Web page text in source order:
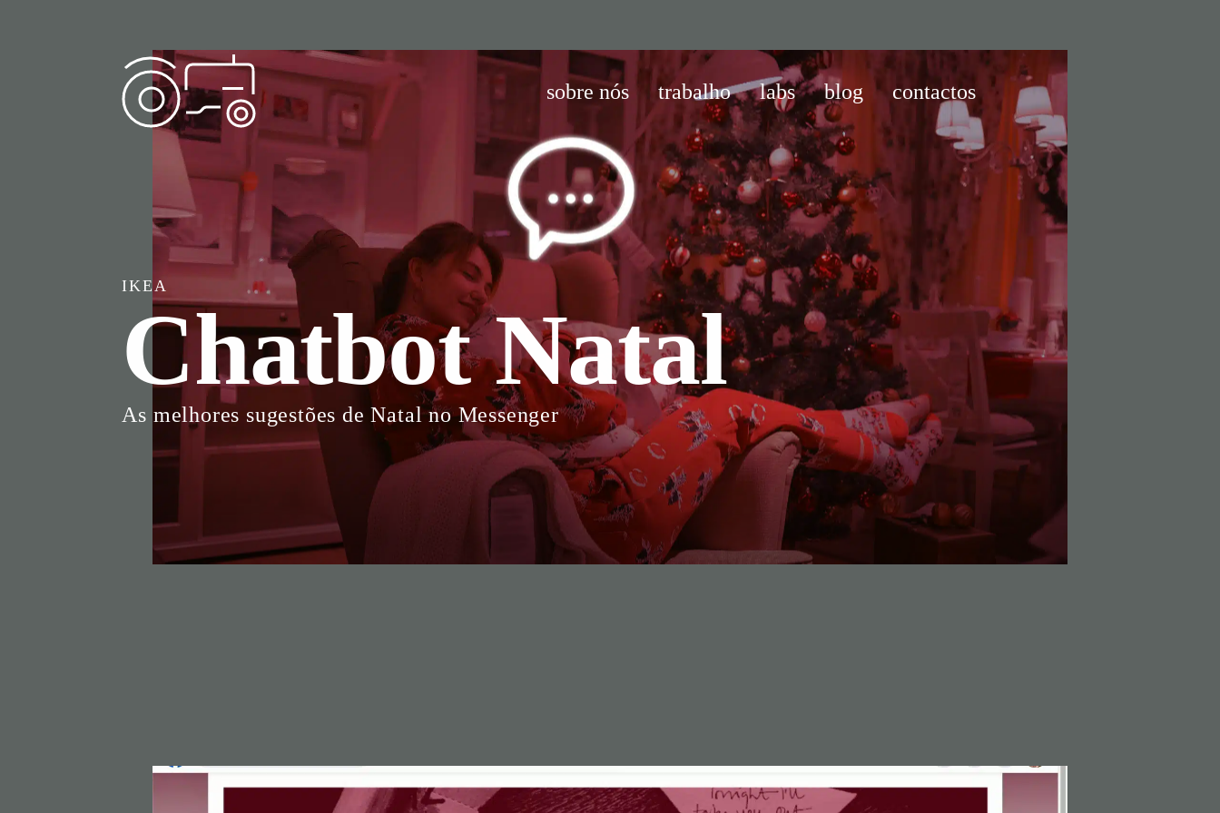
sobre nós trabalho labs blog contactos
IKEA
Chatbot Natal
As melhores sugestões de Natal no Messenger